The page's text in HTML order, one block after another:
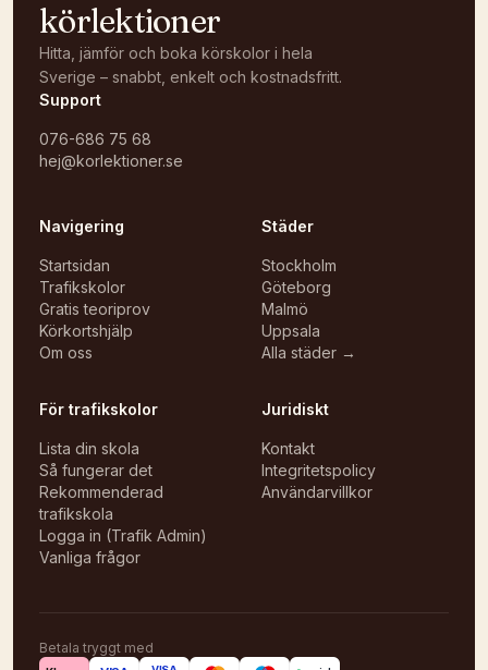
körlektioner
Hitta, jämför och boka körskolor i hela
Sverige – snabbt, enkelt och kostnadsfritt.
Support
076-686 75 68
hej@korlektioner.se
Navigering
Startsidan
Trafikskolor
Gratis teoriprov
Körkortshjälp
Om oss
Städer
Stockholm
Göteborg
Malmö
Uppsala
Alla städer →
För trafikskolor
Lista din skola
Så fungerar det
Rekommenderad
trafikskola
Logga in (Trafik Admin)
Vanliga frågor
Juridiskt
Kontakt
Integritetspolicy
Användarvillkor
Betala tryggt med